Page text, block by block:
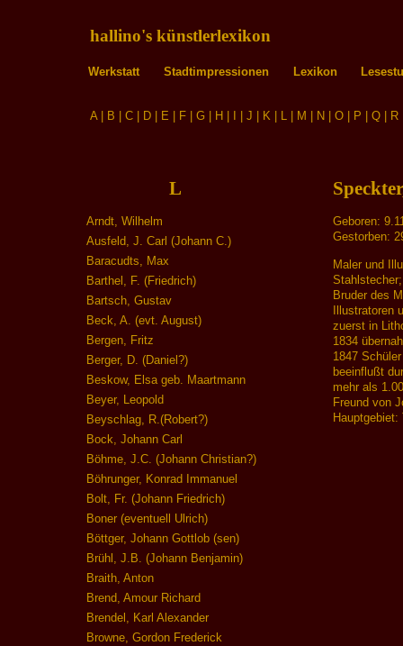
hallino's künstlerlexikon
Werkstatt Stadtimpressionen Lexikon
A| B C D E F G H J K L M N O P Q R
L
Arndt, Wilhelm
Ausfeld, J. Carl (Johann C.)
Baracudts, Max
Barthel, F. (Friedrich)
Bartsch, Gustav
Beck, A. (evt. August)
Bergen, Fritz
Berger, D. (Daniel?)
Beskow, Elsa geb. Maartmann
Beyer, Leopold
Beyschlag, R.(Robert?)
Bock, Johann Carl
Böhme, J.C. (Johann Christian?)
Böhrunger, Konrad Immanuel
Bolt, Fr. (Johann Friedrich)
Boner (eventuell Ulrich)
Böttger, Johann Gottlob (sen)
Brühl, J.B. (Johann Benjamin)
Braith, Anton
Brend, Amour Richard
Brendel, Karl Alexander
Browne, Gordon Frederick
Geboren:
Gestorben:
Maler und
Stahlstecher;
Bruder des
Illustratoren
zuerst in
1834
1847
beeinflußt
mehr als
Freund von